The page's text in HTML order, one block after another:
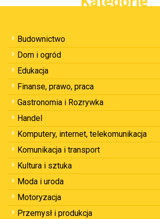
Budownictwo
Dom i ogród
Edukacja
Finanse, prawo, praca
Gastronomia i Rozrywka
Handel
Komputery, internet, telekomunikacja
Komunikacja i transport
Kultura i sztuka
Moda i uroda
Motoryzacja
Przemysł i produkcja